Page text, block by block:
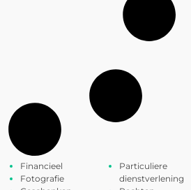
Financieel
Fotografie
Particuliere
dienstverlening